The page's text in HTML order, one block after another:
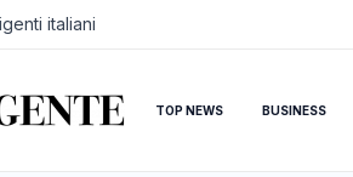
italiani
TOP NEWS BUSINESS